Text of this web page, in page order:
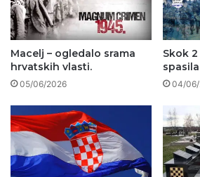
Macelj – ogledalo srama
hrvatskih vlasti.
05/06/2026
Skok
spasila
04/